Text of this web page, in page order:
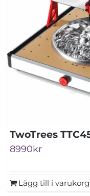
TwoTrees
8990kr
Lägg till i varukorg